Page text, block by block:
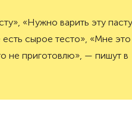
«Нужно варить эту
сырое тесто», «Мне это
не приготовлю», — пишут в